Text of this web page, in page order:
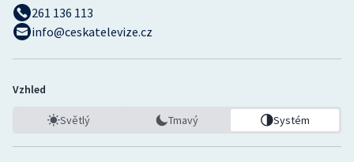
261 136 113
info@ceskatelevize.cz
Vzhled
Světlý Tmavý Systém